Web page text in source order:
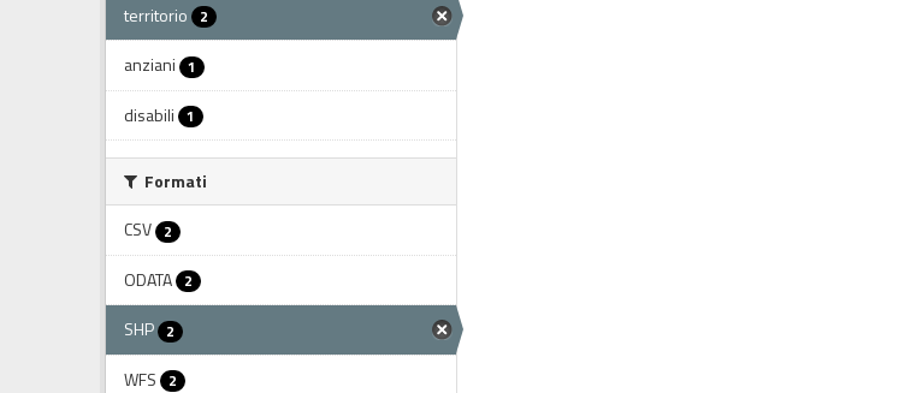
territorio 2
anziani 1
disabili 1
Formati
CSV 2
ODATA 2
SHP 2
WFS 2